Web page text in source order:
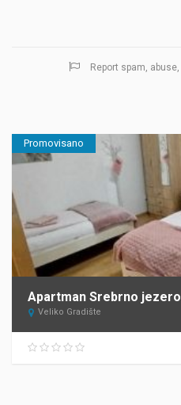
Report spam,
Promovisano
Apartman Srebrno jezero
Veliko Gradište